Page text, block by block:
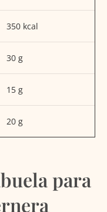
350 kcal
30 g
15 g
20 g
para